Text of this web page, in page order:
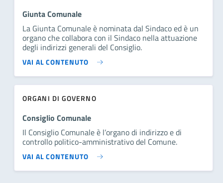
Giunta Comunale
La Giunta Comunale è nominata dal Sindaco ed è un
organo che collabora con il Sindaco nella attuazione
degli indirizzi generali del Consiglio.
VAI AL CONTENUTO
ORGANI DI GOVERNO
Consiglio Comunale
Il Consiglio Comunale è l’organo di indirizzo e di
controllo politico-amministrativo del Comune.
VAI AL CONTENUTO